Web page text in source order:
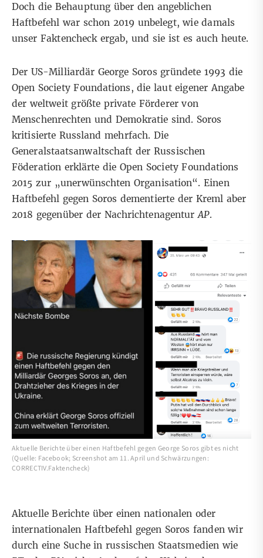
Doch die Behauptung über den angeblichen
Haftbefehl war schon 2019 unbelegt, wie damals
unser Faktencheck ergab, und sie ist es auch heute.
Der US-Milliardär George Soros gründete 1993 die
Open Society Foundations, die laut eigener Angabe
der weltweit größte private Förderer von
Menschenrechten und Demokratie sind. Soros
kritisierte Russland mehrfach. Die
Generalstaatsanwaltschaft der Russischen
Föderation erklärte die Open Society Foundations
2015 zur „unerwünschten Organisation“. Einen
Haftbefehl gegen Soros dementierte der Kreml aber
2018 gegenüber der NachrichtenagenturAP.
Aktuelle Berichte über einen Haftbefehl gegen George Soros gibt es nicht
(Quelle: Facebook; Screenshot am 11. April und Schwärzungen:
CORRECTIV.Faktencheck)
Aktuelle Berichte über einen nationalen oder
internationalen Haftbefehl gegen Soros fanden wir
durch eine Suche in russischen Staatsmedien wie